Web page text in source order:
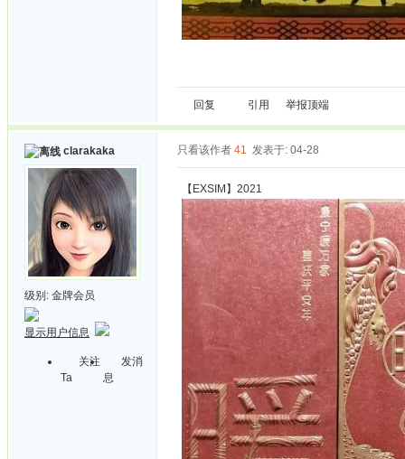
回复 引用 举报顶端
clarakaka
级别: 金牌会员
显示用户信息
关注
Ta
发消
息
只看该作者 41 发表于: 04-28
【EXSIM】2021